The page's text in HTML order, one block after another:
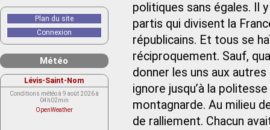
politiques sans égales. Il
partis qui divisent la
républicains. Et tous se
réciproquement. Sauf,
donner les uns aux
ignore jusqu’à la
montagnarde. Au milieu
de ralliement. Chacun
Plan du site
Connexion
Météo
Lévis-Saint-Nom
Conditions météo à 9 août 2026 à
04h02min
OpenWeather